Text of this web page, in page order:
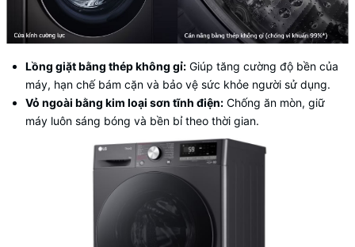
Lồng giặt bằng thép không gỉ: Giúp tăng cường độ bền của
máy, hạn chế bám cặn và bảo vệ sức khỏe người sử dụng.
Vỏ ngoài bằng kim loại sơn tĩnh điện: Chống ăn mòn, giữ
máy luôn sáng bóng và bền bỉ theo thời gian.